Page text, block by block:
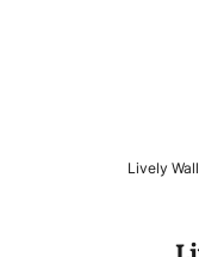
Lively